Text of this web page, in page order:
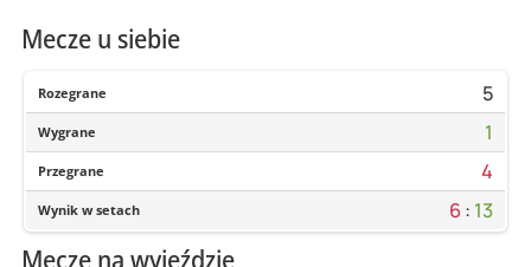
Mecze u siebie
Rozegrane 5
Wygrane 1
Przegrane 4
Wynik w setach 6: 13
Mecze na wyjeździe